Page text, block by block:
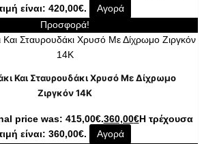
είναι: 420,00€.
Αγορά
Προσφορά!
Και Σταυρουδάκι Χρυσό Με Δίχρωμο
Ζιργκόν 14K
price was: 415,00€.360,00€Η τρέχουσα
είναι: 360,00€.
Αγορά